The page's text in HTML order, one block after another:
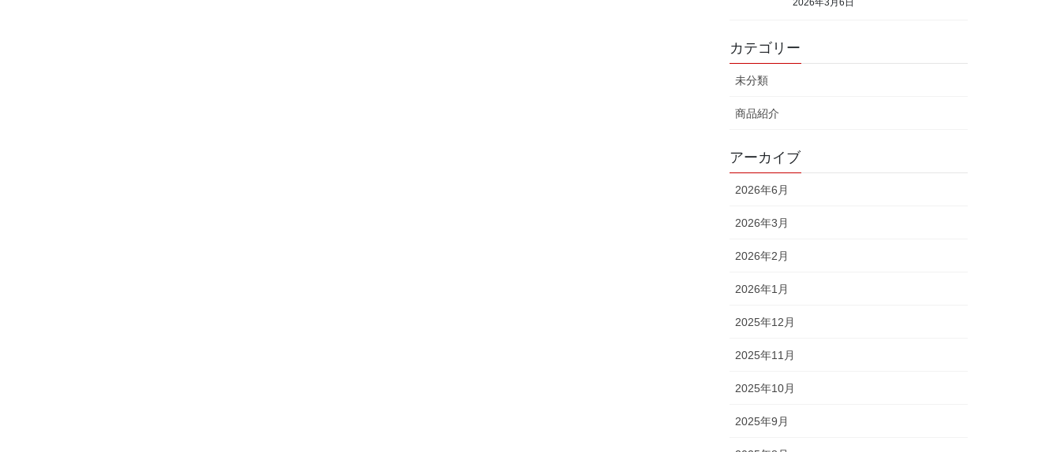
2026年3月6日
カテゴリー
未分類
商品紹介
アーカイブ
2026年6月
2026年3月
2026年2月
2026年1月
2025年12月
2025年11月
2025年10月
2025年9月